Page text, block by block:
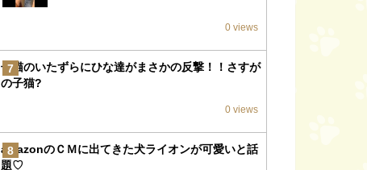
0 views
7
子猫のいたずらにひな達がまさかの反撃！！さすが
の子猫?
0 views
8
amazonのＣＭに出てきた犬ライオンが可愛いと話
題♡